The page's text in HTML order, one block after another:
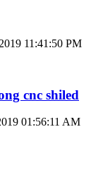
11:41:50 PM
cnc shiled
01:56:11 AM